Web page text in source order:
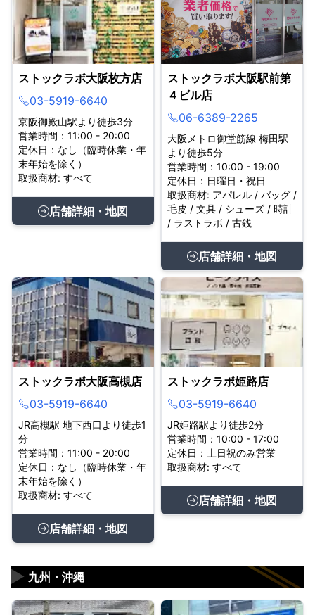
ストックラボ大阪枚方店
03-5919-6640
京阪御殿山駅より徒歩3分
営業時間：11:00 - 20:00
定休日：なし（臨時休業・年
末年始を除く）
取扱商材: すべて
店舗詳細・地図
ストックラボ大阪駅前第
４ビル店
06-6389-2265
大阪メトロ御堂筋線 梅田駅
より徒歩5分
営業時間：10:00 - 19:00
定休日：日曜日・祝日
取扱商材: アパレル / バッグ /
毛皮 / 文具 / シューズ / 時計
/ ラストラボ / 古銭
店舗詳細・地図
ストックラボ大阪高槻店
03-5919-6640
JR高槻駅 地下西口より徒歩1
分
営業時間：11:00 - 20:00
定休日：なし（臨時休業・年
末年始を除く）
取扱商材: すべて
店舗詳細・地図
ストックラボ姫路店
03-5919-6640
JR姫路駅より徒歩2分
営業時間：10:00 - 17:00
定休日：土日祝のみ営業
取扱商材: すべて
店舗詳細・地図
九州・沖縄
▶